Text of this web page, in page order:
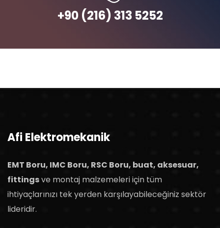
+90 (216) 313 5252
Afi Elektromekanik
EMT Boru, IMC Boru, RSC Boru, buat, aksesuar,
fittingsve montaj malzemeleri için tüm
ihtiyaçlarınızı tek yerden karşılayabileceğiniz sektör
lideridir.